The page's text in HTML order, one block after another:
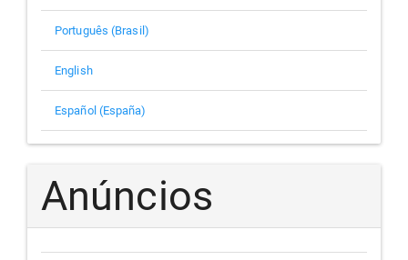
Português (Brasil)
English
Español (España)
Anúncios